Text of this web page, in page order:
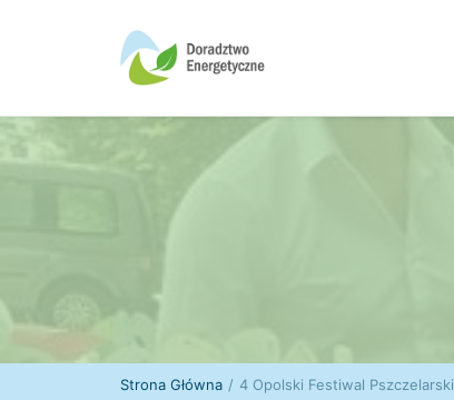
Strona Główna 4 Opolski Festiwal Pszczelarski